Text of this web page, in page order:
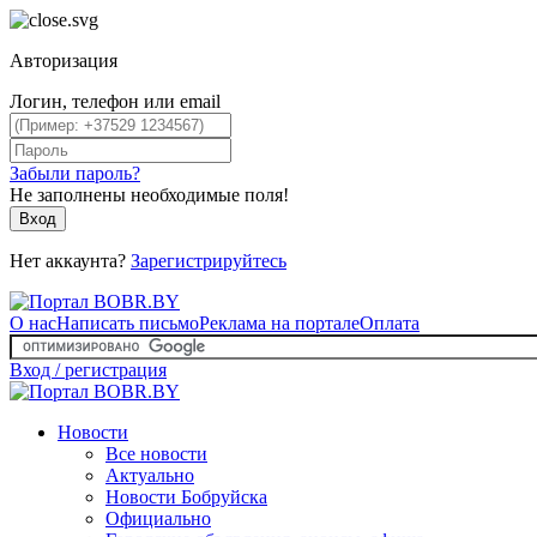
Авторизация
Логин, телефон или email
Забыли пароль?
Не заполнены необходимые поля!
Вход
Нет аккаунта? Зарегистрируйтесь
О насНаписать письмоРеклама на порталеОплата
Вход / регистрация
Новости
Все новости
Актуально
Новости Бобруйска
Официально